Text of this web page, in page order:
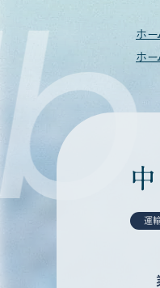
ホー
ホー
運